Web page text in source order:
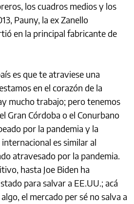
los cuadros medios y los
Pauny, la ex Zanello
en la principal fabricante de
es que te atraviese una
en el corazón de la
mucho trabajo; pero tenemos
Gran Córdoba o el Conurbano
por la pandemia y la
es similar al
atravesado por la pandemia.
hasta Joe Biden ha
para salvar a EE.UU.; acá
el mercado per sé no salva a